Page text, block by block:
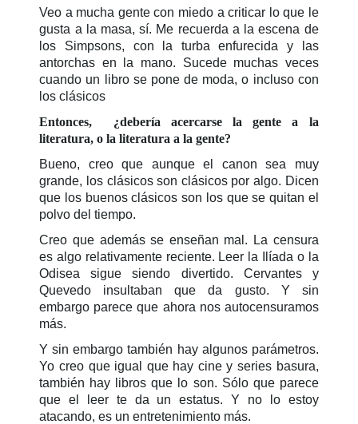
Veo a mucha gente con miedo a criticar lo que le
gusta a la masa, sí. Me recuerda a la escena de
los Simpsons, con la turba enfurecida y las
antorchas en la mano. Sucede muchas veces
cuando un libro se pone de moda, o incluso con
los clásicos
Entonces, ¿debería acercarse la gente a la
literatura, o la literatura a la gente?
Bueno, creo que aunque el canon sea muy
grande, los clásicos son clásicos por algo. Dicen
que los buenos clásicos son los que se quitan el
polvo del tiempo.
Creo que además se enseñan mal. La censura
es algo relativamente reciente. Leer la Ilíada o la
Odisea sigue siendo divertido. Cervantes y
Quevedo insultaban que da gusto. Y sin
embargo parece que ahora nos autocensuramos
más.
Y sin embargo también hay algunos parámetros.
Yo creo que igual que hay cine y series basura,
también hay libros que lo son. Sólo que parece
que el leer te da un estatus. Y no lo estoy
atacando, es un entretenimiento más.